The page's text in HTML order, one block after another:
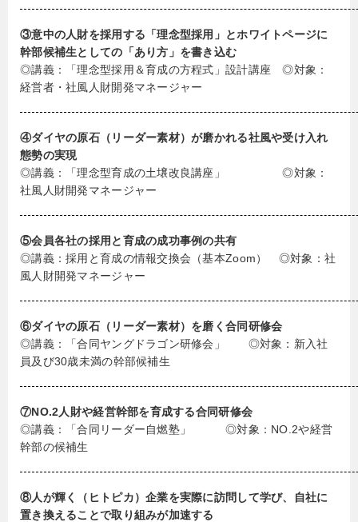
③意中の人財を採用する「理念型採用」とホワイトページに
幹部候補生としての「あり方」を書き込む
◎講義：「理念型採用＆育成の方程式」設計講座 ◎対象：
経営者・社風人財開発マネージャー
④ダイヤの原石（リーダー素材）が磨かれる社風や受け入れ
態勢の実現
◎講義：「理念型育成の土壌改良講座」 ◎対象：
社風人財開発マネージャー
⑤会員各社の採用と育成の成功事例の共有
◎講義：採用と育成の情報交換会（基本Zoom） ◎対象：社
風人財開発マネージャー
⑥ダイヤの原石（リーダー素材）を磨く合同研修会
◎講義：「合同ヤングドラゴン研修会」 ◎対象：新入社
員及び30歳未満の幹部候補生
⑦NO.2人財や経営幹部を育成する合同研修会
◎講義：「合同リーダー自燃塾」 ◎対象：NO.2や経営
幹部の候補生
⑧人が輝く（ヒトピカ）企業を実際に訪問して学び、自社に
置き換えることで取り組みが加速する